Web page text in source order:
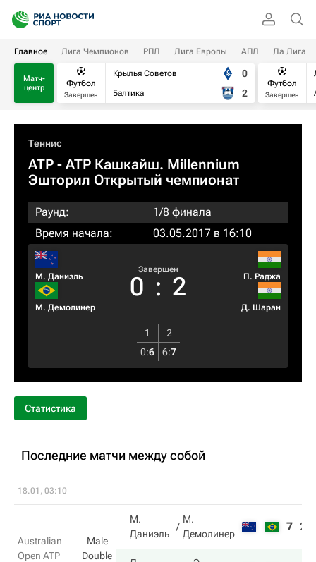
Главное Лига Чемпионов РПЛ Лига Европы АПЛ Ла Лига
Матч-
центр
Футбол
Завершен
Крылья Советов
Балтика
0
2
Футбол
Завершен
Теннис
ATP - ATP Кашкайш. Millennium
Эшторил Открытый чемпионат
Раунд:
1/8 финала
Время начала:
03.05.2017 в 16:10
М. Даниэль
М. Демолинер
Завершен
0 : 2 П. Раджа
Д. Шаран
1
2
0:6 6:7
Статистика
Последние матчи между собой
18.01, 03:10
Australian
Open ATP
Male
Double
М.
Даниэль
М.
Демолинер
7 2